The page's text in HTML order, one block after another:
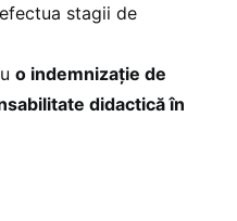
stagii de
o indemnizație de
didactică în